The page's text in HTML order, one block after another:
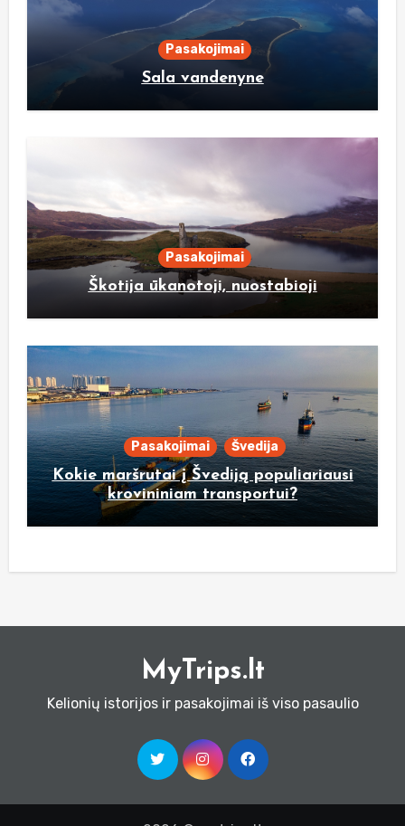
Pasakojimai
Sala vandenyne
Pasakojimai
Škotija ūkanotoji, nuostabioji
Pasakojimai Švedija
Kokie maršrutai į Švediją populiariausi
krovininiam transportui?
MyTrips.lt
Kelionių istorijos ir pasakojimai iš viso pasaulio